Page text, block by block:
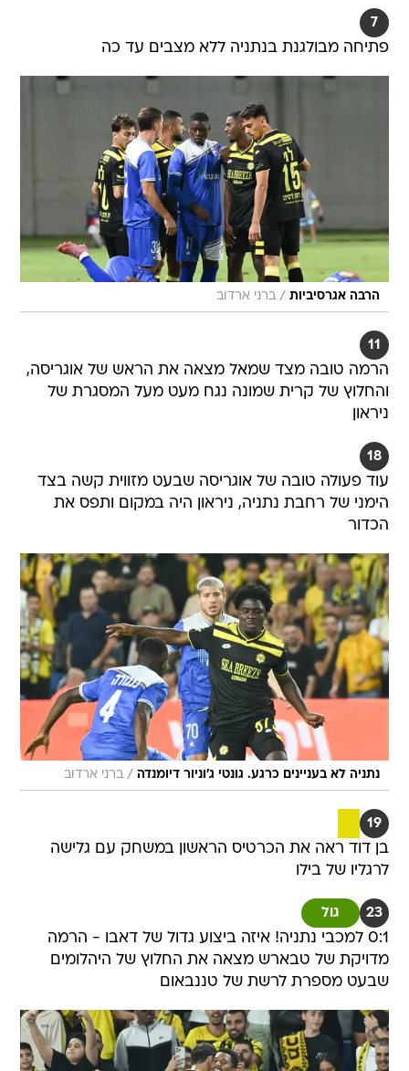
7
פתיחה מבולגנת בנתניה ללא מצבים עד כה
הרבה אגרסיביות / ברני ארדוב
11
הרמה טובה מצד שמאל מצאה את הראש של אוגריסה,
והחלוץ של קרית שמונה נגח מעט מעל המסגרת של
ניראון
18
עוד פעולה טובה של אוגריסה שבעט מזווית קשה בצד
הימני של רחבת נתניה, ניראון היה במקום ותפס את
הכדור
נתניה לא בעניינים כרגע. גונטי ג'וניור דיומנדה / ברני ארדוב
19
בן דוד ראה את הכרטיס הראשון במשחק עם גלישה
לרגליו של בילו
23 גול
0:1 למכבי נתניה! איזה ביצוע גדול של דאבו - הרמה
מדויקת של טבארש מצאה את החלוץ של היהלומים
שבעט מספרת לרשת של טננבאום